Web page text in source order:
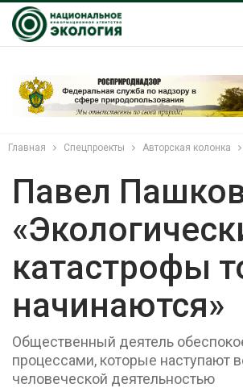
Главная Спецпроекты Авторская колонка
Павел
катастрофы
начинаются»
Общественный деятель
процессами, которые наступают
человеческой деятельностью